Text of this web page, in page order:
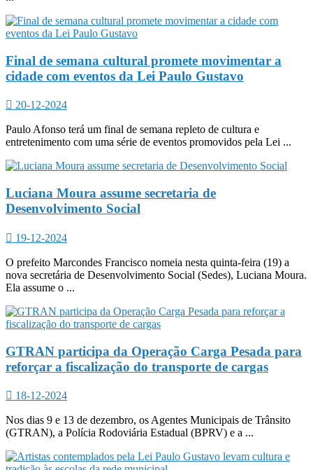
Final de semana cultural promete movimentar a
cidade com eventos da Lei Paulo Gustavo
20-12-2024
Paulo Afonso terá um final de semana repleto de cultura e
entretenimento com uma série de eventos promovidos pela Lei ...
Luciana Moura assume secretaria de
Desenvolvimento Social
19-12-2024
O prefeito Marcondes Francisco nomeia nesta quinta-feira (19) a
nova secretária de Desenvolvimento Social (Sedes), Luciana Moura.
Ela assume o ...
GTRAN participa da Operação Carga Pesada para
reforçar a fiscalização do transporte de cargas
18-12-2024
Nos dias 9 e 13 de dezembro, os Agentes Municipais de Trânsito
(GTRAN), a Polícia Rodoviária Estadual (BPRV) e a ...